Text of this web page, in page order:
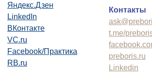
Яндекс.Дзен
LinkedIn
ВКонтакте
VC.ru
Facebook/Практика
RB.ru
Контакты
t.me/
preboris.ru
Linkedin